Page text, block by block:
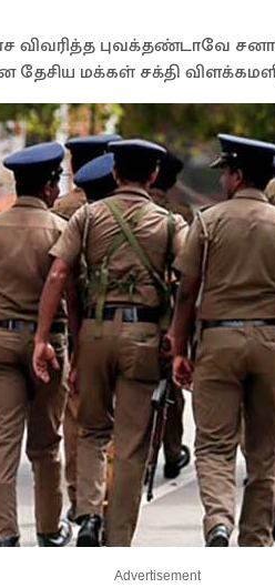
விவரித்த புவக்தண்டாவே
தேசிய மக்கள் சக்தி
Advertisement